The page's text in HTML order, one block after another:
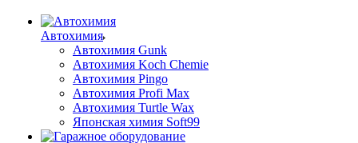
Автохимия
Автохимия Gunk
Автохимия Koch Chemie
Автохимия Pingo
Автохимия Profi Max
Автохимия Turtle Wax
Японская химия Soft99